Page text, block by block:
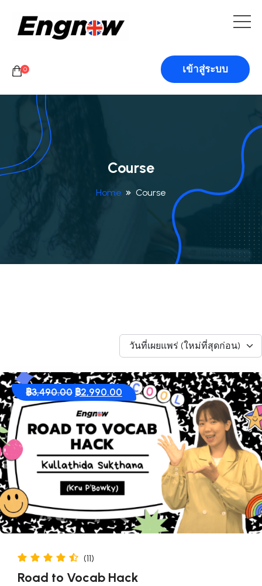
0 เข้าสู่ระบบ
Course
Home Course
วันที่เผยแพร่ (ใหม่ที่สุดก่อน)
฿3,490.00 Original
price
was:
฿3,490.00.
฿2,990.00 Current
price
is:
฿2,990.00.
(11)
Road to Vocab Hack